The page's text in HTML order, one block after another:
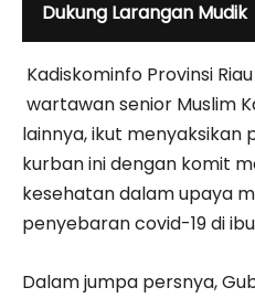
Dukung Larangan Mudik
Kadiskominfo Provinsi
wartawan senior Muslim
lainnya, ikut menyaksikan
kurban ini dengan komit
kesehatan dalam upaya
penyebaran covid-19 di
Dalam jumpa persnya,